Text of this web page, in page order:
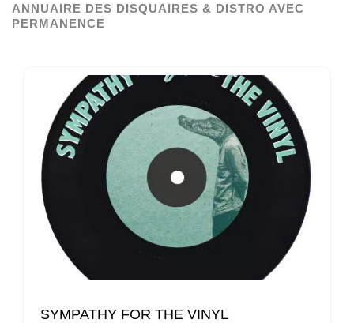
ANNUAIRE DES DISQUAIRES & DISTRO AVEC
PERMANENCE
SYMPATHY FOR THE VINYL